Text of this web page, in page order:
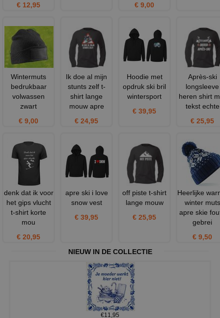
€ 12,95
€ 9,00
Wintermuts
bedrukbaar
volwassen
zwart
€ 9,00
Ik doe al mijn
stunts zelf t-
shirt lange
mouw apre
€ 24,95
Hoodie met
opdruk ski bril
wintersport
€ 39,95
Après-ski
longsleeve
heren shirt
tekst echte
€ 25,95
denk dat ik voor
het gips vlucht
t-shirt korte
mou
€ 20,95
apre ski i love
snow vest
€ 39,95
off piste t-shirt
lange mouw
€ 25,95
Heerlijke
winter muts
apre skie
gebrei
€ 9,50
NIEUW IN DE COLLECTIE
€11,95